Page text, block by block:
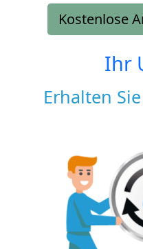
Kostenlose
Ihr
Erhalten